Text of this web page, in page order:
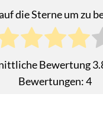
die Sterne um zu
Bewertung
Bewertungen:4